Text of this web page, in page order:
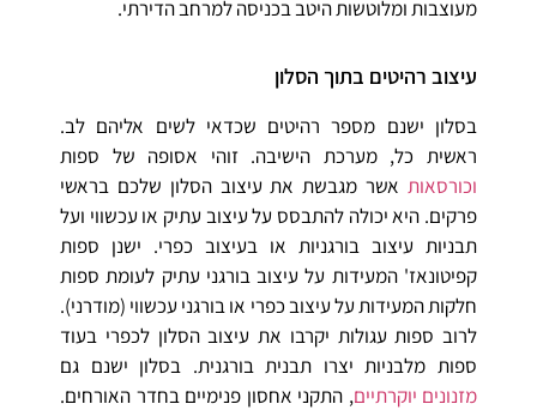
מעוצבות ומלוטשות היטב בכניסה למרחב הדירתי.
עיצוב רהיטים בתוך הסלון
בסלון ישנם מספר רהיטים שכדאי לשים אליהם לב.
ראשית כל, מערכת הישיבה. זוהי אסופה של ספות
וכורסאות אשר מגבשת את עיצוב הסלון שלכם בראשי
פרקים. היא יכולה להתבסס על עיצוב עתיק או עכשווי ועל
תבניות עיצוב בורגניות או בעיצוב כפרי. ישנן ספות
קפיטונאז' המעידות על עיצוב בורגני עתיק לעומת ספות
חלקות המעידות על עיצוב כפרי או בורגני עכשווי (מודרני).
לרוב ספות עגולות יקרבו את עיצוב הסלון לכפרי בעוד
ספות מלבניות יצרו תבנית בורגנית. בסלון ישנם גם
מזנונים יוקרתיים, התקני אחסון פנימיים בחדר האורחים.